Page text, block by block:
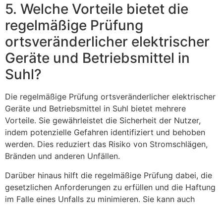
5. Welche Vorteile bietet die
regelmäßige Prüfung
ortsveränderlicher elektrischer
Geräte und Betriebsmittel in
Suhl?
Die regelmäßige Prüfung ortsveränderlicher elektrischer
Geräte und Betriebsmittel in Suhl bietet mehrere
Vorteile. Sie gewährleistet die Sicherheit der Nutzer,
indem potenzielle Gefahren identifiziert und behoben
werden. Dies reduziert das Risiko von Stromschlägen,
Bränden und anderen Unfällen.
Darüber hinaus hilft die regelmäßige Prüfung dabei, die
gesetzlichen Anforderungen zu erfüllen und die Haftung
im Falle eines Unfalls zu minimieren. Sie kann auch